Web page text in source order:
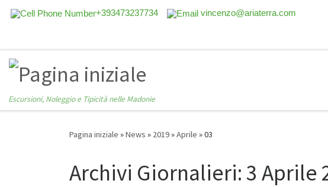
+393473237734 vincenzo@ariaterra.com
Escursioni, Noleggio e Tipicità nelle Madonie
Pagina iniziale »News » 2019»Aprile »03
Archivi Giornalieri:3 Aprile